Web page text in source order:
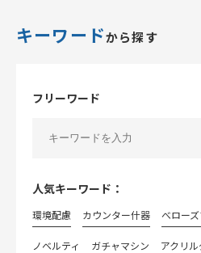
キーワードから探す
フリーワード
人気キーワード：
環境配慮 カウンター什器 べロー
ノベルティ ガチャマシン アクリ